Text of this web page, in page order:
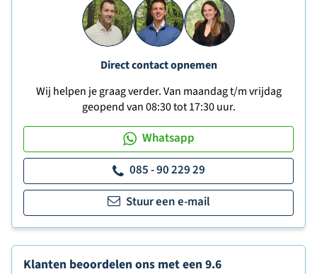
Direct contact opnemen
Wij helpen je graag verder. Van maandag t/m vrijdag
geopend van 08:30 tot 17:30 uur.
Whatsapp
085 - 90 229 29
Stuur een e-mail
Klanten beoordelen ons met een 9.6